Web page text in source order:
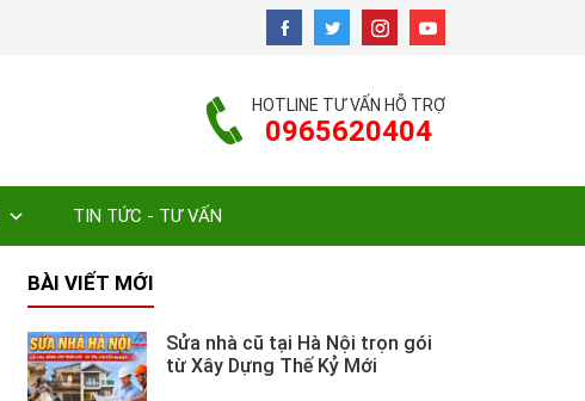
HOTLINE TƯ VẤN HỖ TRỢ
0965620404
TIN TỨC - TƯ VẤN
BÀI VIẾT MỚI
Sửa nhà cũ tại Hà Nội trọn gói
từ Xây Dựng Thế Kỷ Mới